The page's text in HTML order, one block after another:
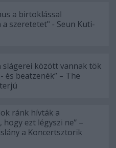
a birtoklással
szeretetet" - Seun Kuti-
slágerei között vannak tök
és beatzenék” – The
ránk hívták a
ezt légyszi ne” –
a Koncertsztorik